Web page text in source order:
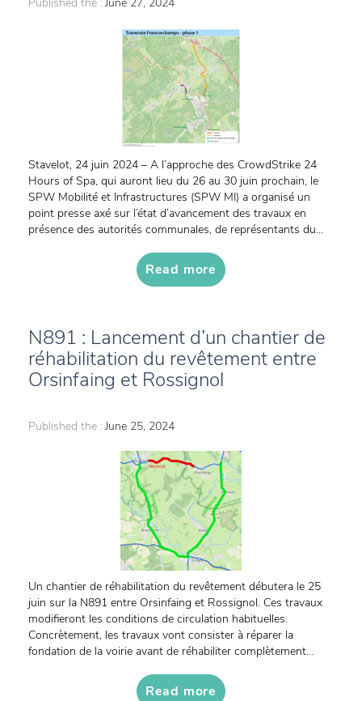
Stavelot, 24 juin 2024 – A l’approche des CrowdStrike 24
Hours of Spa, qui auront lieu du 26 au 30 juin prochain, le
SPW Mobilité et Infrastructures (SPW MI) a organisé un
point presse axé sur l’état d’avancement des travaux en
présence des autorités communales, de représentants du...
Read more
N891 : Lancement d’un chantier de
réhabilitation du revêtement entre
Orsinfaing et Rossignol
Published the : June 25, 2024
Un chantier de réhabilitation du revêtement débutera le 25
juin sur la N891 entre Orsinfaing et Rossignol. Ces travaux
modifieront les conditions de circulation habituelles.
Concrètement, les travaux vont consister à réparer la
fondation de la voirie avant de réhabiliter complètement...
Read more